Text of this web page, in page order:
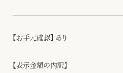
【お手元確認】 あり
【表示金額の内訳】